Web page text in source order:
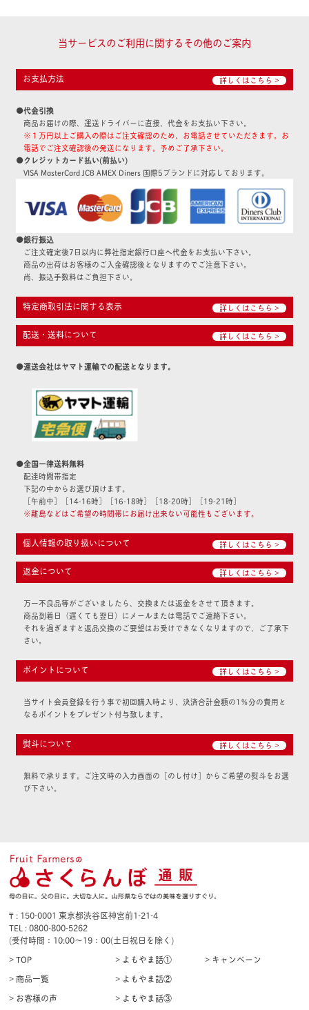
当サービスのご利用に関するその他のご案内
お支払方法 詳しくはこちら >
●代金引換
商品お届けの際、運送ドライバーに直接、代金をお支払い下さい。
※１万円以上ご購入の際はご注文確認のため、お電話させていただきます。お
電話でご注文確認後の発送になります。予めご了承下さい。
●クレジットカード払い(前払い)
VISA MasterCard JCB AMEX Diners 国際5ブランドに対応しております。
●銀行振込
ご注文確定後7日以内に弊社指定銀行口座へ代金をお支払い下さい。
商品の出荷はお客様のご入金確認後となりますのでご注意下さい。
尚、振込手数料はご負担下さい。
特定商取引法に関する表示 詳しくはこちら >
配送・送料について 詳しくはこちら >
●運送会社はヤマト運輸での配送となります。
●全国一律送料無料
配達時間帯指定
下記の中からお選び頂けます。
［午前中］［14-16時］［16-18時］［18-20時］［19-21時］
※離島などはご希望の時間帯にお届け出来ない可能性もございます。
個人情報の取り扱いについて 詳しくはこちら >
返金について 詳しくはこちら >
万一不良品等がございましたら、交換または返金をさせて頂きます。
商品到着日（遅くても翌日）にメールまたは電話でご連絡下さい。
それを過ぎますと返品交換のご要望はお受けできなくなりますので、ご了承下
さい。
ポイントについて 詳しくはこちら >
当サイト会員登録を行う事で初回購入時より、決済合計金額の1％分の費用と
なるポイントをプレゼント付与致します。
熨斗について 詳しくはこちら >
無料で承ります。ご注文時の入力画面の［のし付け］からご希望の熨斗をお選
び下さい。
₸ : 150-0001 東京都渋谷区神宮前1-21-4
TEL : 0800-800-5262
(受付時間：10:00〜19：00(土日祝日を除く)
> TOP
> 商品一覧
> お客様の声
> よもやま話①
> よもやま話②
> よもやま話③
> キャンペーン